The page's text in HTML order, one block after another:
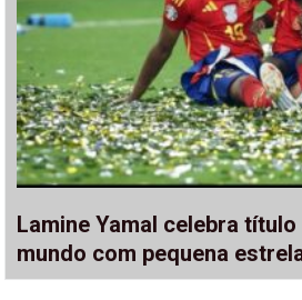
Lamine Yamal celebra
mundo com pequena